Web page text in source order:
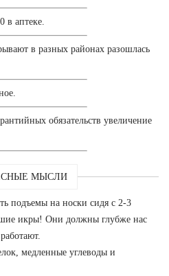
в аптеке.
в разных районах разошлась
обязательств увеличение
МЫСЛИ
подъемы на носки сидя с 2-3
икры! Они должны глубже нас
медленные углеводы и